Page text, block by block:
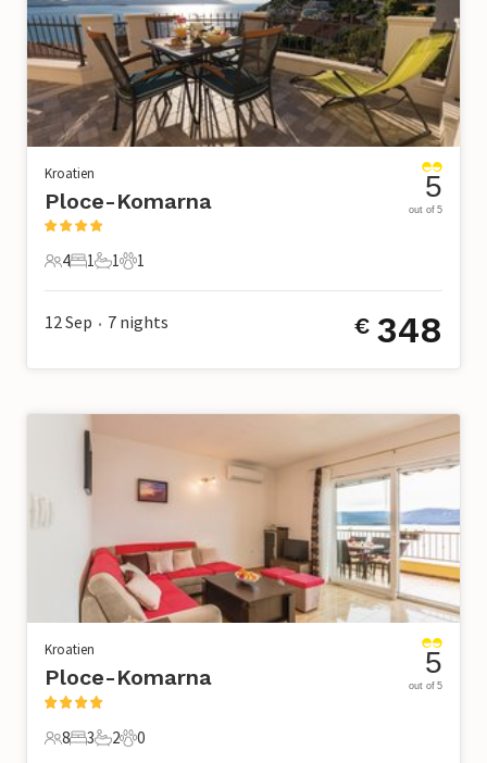
Kroatien
Ploce-Komarna
4 Gäste
4
1 Schlafzimmer
1
1 Badezimmer
1
1 Haustier
1
5
out of 5
12 Sep • 7 nights € 348
Kroatien
Ploce-Komarna
8 Gäste
8
3 Schlafzimmer
3
2 Badezimmer
2
0 Haustiere
0
5
out of 5